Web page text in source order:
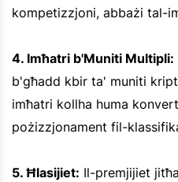
kompetizzjoni, abbażi tal-
4. Imħatri b'Muniti Multipli:
b'għadd kbir ta' muniti
imħatri kollha huma
pożizzjonament fil-
5. Ħlasijiet: Il-premjijiet